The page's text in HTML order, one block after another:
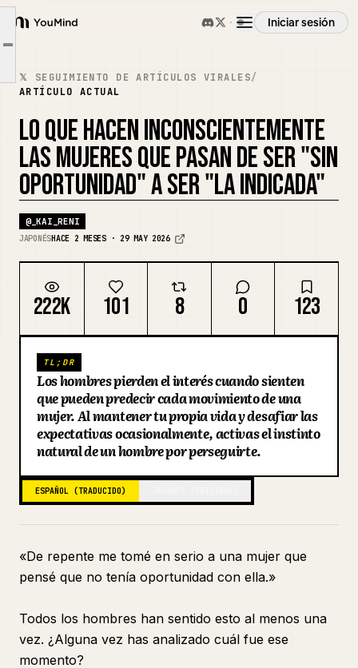
YouMind
Iniciar sesión
Resumen
Casos de uso
Habilidades
Prompts
Precios
Blog
Actualizaciones
𝕏 SEGUIMIENTO DE ARTÍCULOS VIRALES/
ARTÍCULO ACTUAL
LO QUE HACEN INCONSCIENTEMENTE
LAS MUJERES QUE PASAN DE SER "SIN
OPORTUNIDAD" A SER "LA INDICADA"
@_KAI_RENI
JAPONÉSHACE 2 MESES · 29 MAY 2026
222K 101 8 0 123
TL;DR
Los hombres pierden el interés cuando sienten
que pueden predecir cada movimiento de una
mujer. Al mantener tu propia vida y desafiar las
expectativas ocasionalmente, activas el instinto
natural de un hombre por perseguirte.
ESPAÑOL (TRADUCIDO)
«De repente me tomé en serio a una mujer que
pensé que no tenía oportunidad con ella.»
Todos los hombres han sentido esto al menos una
vez. ¿Alguna vez has analizado cuál fue ese
momento?